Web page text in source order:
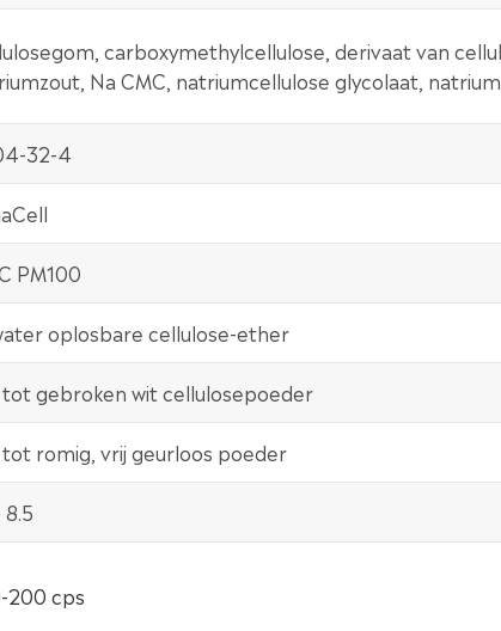
carboxymethylcellulose, derivaat van
Na CMC, natriumcellulose glycolaat,
32-4
PM100
oplosbare cellulose-ether
gebroken wit cellulosepoeder
romig, vrij geurloos poeder
8.5
200 cps